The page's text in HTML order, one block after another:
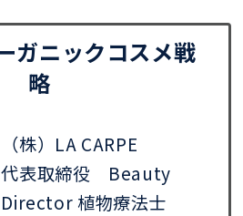
ガニックコスメ戦
略
（株）LA CARPE
代表取締役 Beauty
Director 植物療法士